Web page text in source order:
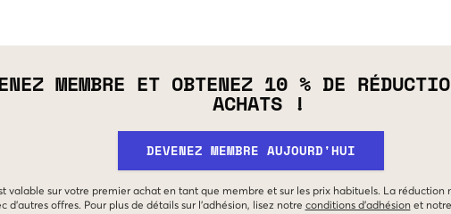
MEMBRE ET OBTENEZ 10 % DE
ACHATS !
DEVENEZ MEMBRE AUJOURD'HUI
valable sur votre premier achat en tant que membre et sur les prix habituels. La réduction
d'autres offres. Pour plus de détails sur l'adhésion, lisez notre conditions d'adhésion et notre